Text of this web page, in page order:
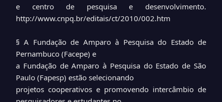
e centro de pesquisa e desenvolvimento.
http://www.cnpq.br/editais/ct/2010/002.htm
§ A Fundação de Amparo à Pesquisa do Estado de
Pernambuco (Facepe) e
a Fundação de Amparo à Pesquisa do Estado de São
Paulo (Fapesp) estão selecionando
projetos cooperativos e promovendo intercâmbio de